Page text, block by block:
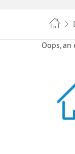
Oops,